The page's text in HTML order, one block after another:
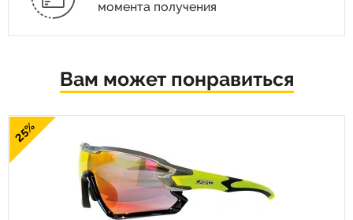
момента получения
Вам может понравиться
25%